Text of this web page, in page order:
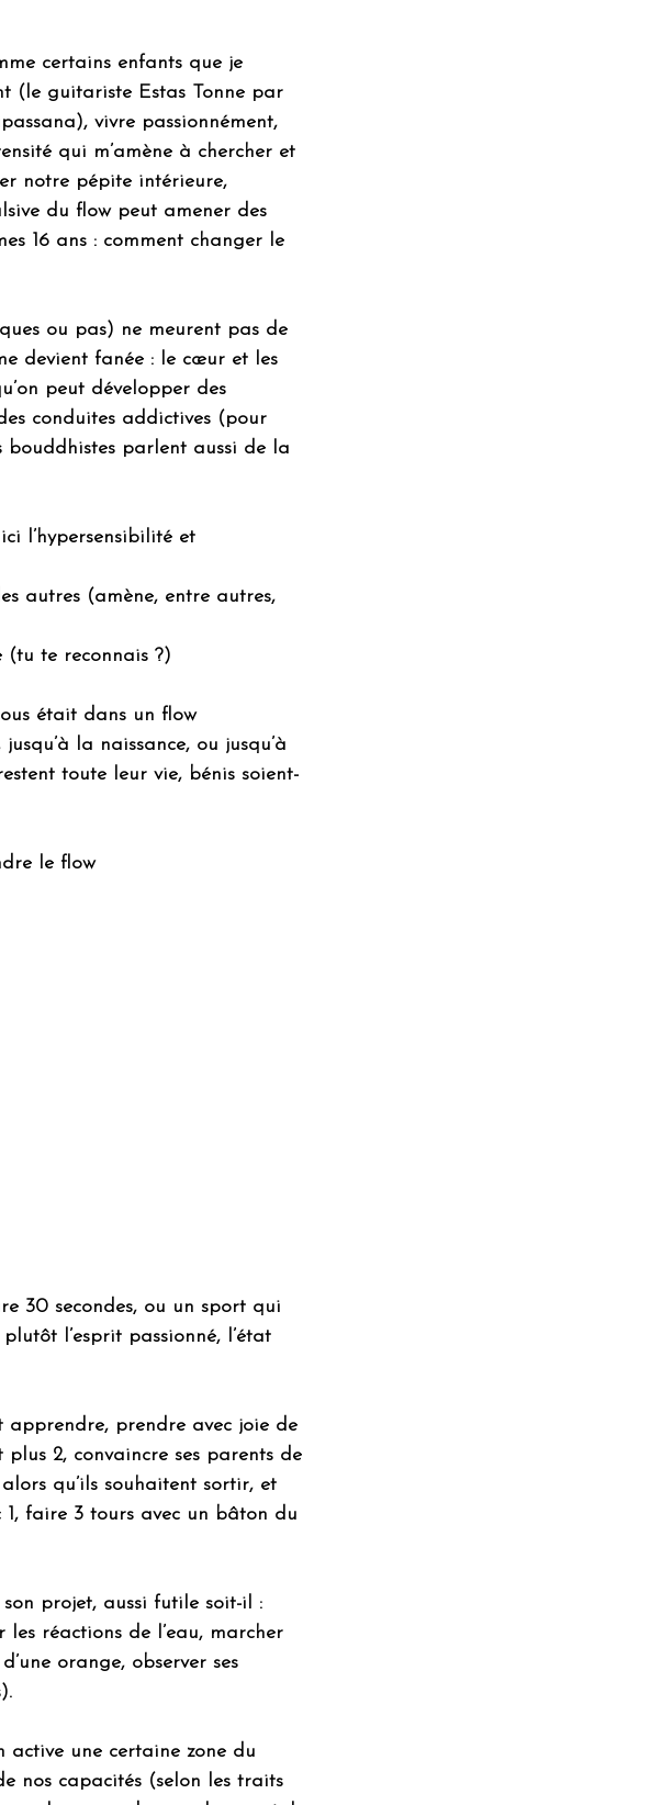
certains enfants que je
(le guitariste Estas Tonne par
vivre passionnément,
qui m’amène à chercher et
notre pépite intérieure,
du flow peut amener des
16 ans : comment changer le
ou pas) ne meurent pas de
devient fanée : le cœur et les
peut développer des
conduites addictives (pour
bouddhistes parlent aussi de la
l’hypersensibilité et
autres (amène, entre autres,
(tu te reconnais ?)
était dans un flow
la naissance, ou jusqu’à
toute leur vie, bénis soient-
le flow
30 secondes, ou un sport qui
l’esprit passionné, l’état
apprendre, prendre avec joie de
2, convaincre ses parents de
qu’ils souhaitent sortir, et
faire 3 tours avec un bâton du
projet, aussi futile soit-il :
réactions de l’eau, marcher
orange, observer ses
active une certaine zone du
nos capacités (selon les traits